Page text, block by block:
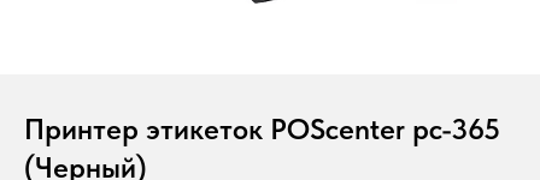
Принтер этикеток POScenter pc-365
(Черный)